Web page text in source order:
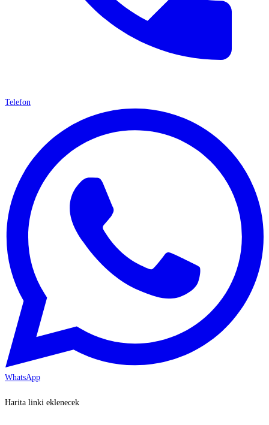
Telefon
WhatsApp
Harita linki eklenecek